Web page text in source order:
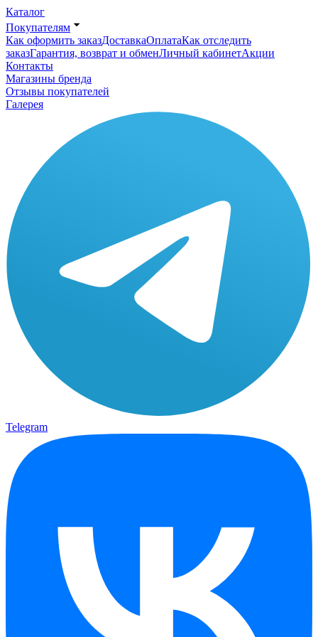
Каталог
Покупателям
Как оформить заказДоставкаОплатаКак отследить
заказГарантия, возврат и обменЛичный кабинетАкции
Контакты
Магазины бренда
Отзывы покупателей
Галерея
Telegram